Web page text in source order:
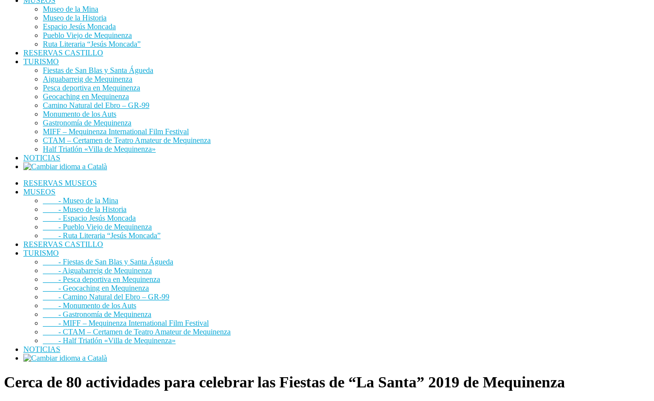
Museo de la Mina
Museo de la Historia
Espacio Jesús Moncada
Pueblo Viejo de Mequinenza
Ruta Literaria “Jesús Moncada”
RESERVAS CASTILLO
TURISMO
Fiestas de San Blas y Santa Águeda
Aiguabarreig de Mequinenza
Pesca deportiva en Mequinenza
Geocaching en Mequinenza
Camino Natural del Ebro – GR-99
Monumento de los Auts
Gastronomía de Mequinenza
MIFF – Mequinenza International Film Festival
CTAM – Certamen de Teatro Amateur de Mequinenza
Half Triatlón «Villa de Mequinenza»
NOTICIAS
RESERVAS MUSEOS
MUSEOS
- Museo de la Mina
- Museo de la Historia
- Espacio Jesús Moncada
- Pueblo Viejo de Mequinenza
- Ruta Literaria “Jesús Moncada”
RESERVAS CASTILLO
TURISMO
- Fiestas de San Blas y Santa Águeda
- Aiguabarreig de Mequinenza
- Pesca deportiva en Mequinenza
- Geocaching en Mequinenza
- Camino Natural del Ebro – GR-99
- Monumento de los Auts
- Gastronomía de Mequinenza
- MIFF – Mequinenza International Film Festival
- CTAM – Certamen de Teatro Amateur de Mequinenza
- Half Triatlón «Villa de Mequinenza»
NOTICIAS
Cerca de 80 actividades para celebrar las Fiestas de “La Santa” 2019 de Mequinenza